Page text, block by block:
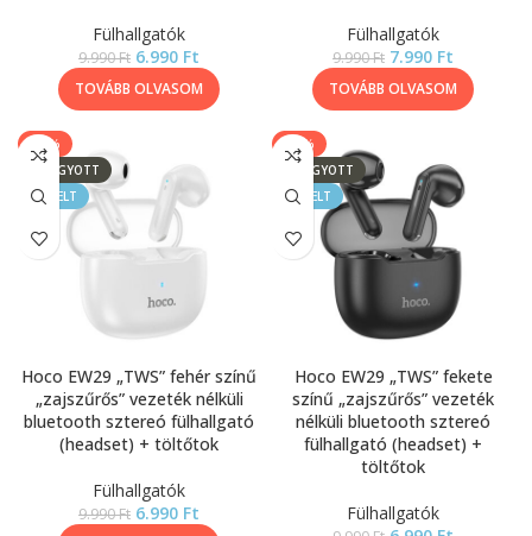
Fülhallgatók
9.990Ft 6.990 Ft
TOVÁBB OLVASOM
Fülhallgatók
9.990Ft 7.990 Ft
TOVÁBB OLVASOM
-30%
ELFOGYOTT
KIEMELT
Hoco EW29 „TWS” fehér színű
„zajszűrős” vezeték nélküli
bluetooth sztereó fülhallgató
(headset) + töltőtok
Fülhallgatók
9.990Ft 6.990 Ft
-30%
ELFOGYOTT
KIEMELT
Hoco EW29 „TWS” fekete
színű „zajszűrős” vezeték
nélküli bluetooth sztereó
fülhallgató (headset) +
töltőtok
Fülhallgatók